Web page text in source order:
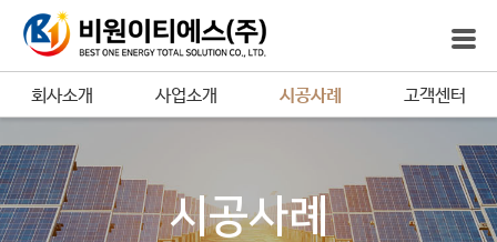
회사소개 사업소개 시공사례 고객센터
시공사례